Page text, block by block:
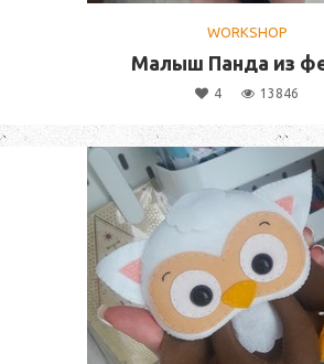
WORKSHOP
Малыш Панда из
4 13846